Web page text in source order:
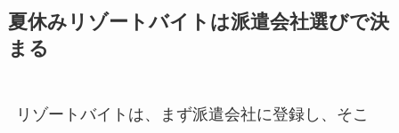
夏休みリゾートバイトは派遣会社選びで決
まる
リゾートバイトは、まず派遣会社に登録し、そこ